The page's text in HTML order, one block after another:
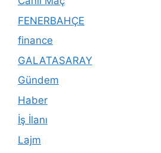
FENERBAHÇE
finance
GALATASARAY
Gündem
Haber
İş İlanı
Lajm